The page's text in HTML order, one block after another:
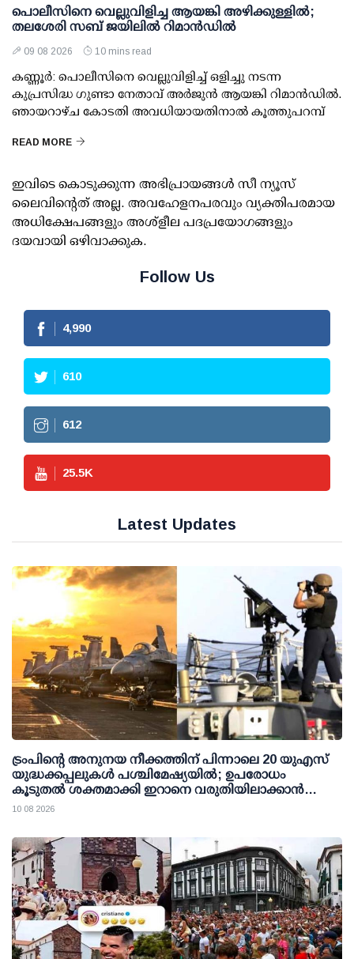
പൊലീസിനെ വെല്ലുവിളിച്ച ആയങ്കി അഴിക്കുള്ളില്‍;
തലശേരി സബ് ജയിലില്‍ റിമാന്‍ഡില്‍
09 08 2026 10 mins read
കണ്ണൂര്‍: പൊലീസിനെ വെല്ലുവിളിച്ച് ഒളിച്ചു നടന്ന
കുപ്രസിദ്ധ ഗുണ്ടാ നേതാവ് അര്‍ജുന്‍ ആയങ്കി റിമാന്‍ഡില്‍.
ഞായറാഴ്ച കോടതി അവധിയായതിനാല്‍ കൂത്തുപറമ്പ്
READ MORE
ഇവിടെ കൊടുക്കുന്ന അഭിപ്രായങ്ങള്‍ സീ ന്യൂസ്
ലൈവിന്റെത് അല്ല. അവഹേളനപരവും വ്യക്തിപരമായ
അധിക്ഷേപങ്ങളും അശ്‌ളീല പദപ്രയോഗങ്ങളും
ദയവായി ഒഴിവാക്കുക.
Follow Us
4,990
610
612
25.5K
Latest Updates
ട്രംപിന്റെ അനുനയ നീക്കത്തിന് പിന്നാലെ 20 യുഎസ്
യുദ്ധക്കപ്പലുകള്‍ പശ്ചിമേഷ്യയില്‍; ഉപരോധം
കൂടുതല്‍ ശക്തമാക്കി ഇറാനെ വരുതിയിലാക്കാന്‍
നീക്കം
10 08 2026